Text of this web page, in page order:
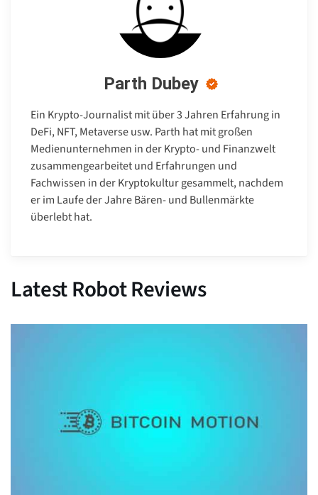
Parth Dubey
Ein Krypto-Journalist mit über 3 Jahren Erfahrung in
DeFi, NFT, Metaverse usw. Parth hat mit großen
Medienunternehmen in der Krypto- und Finanzwelt
zusammengearbeitet und Erfahrungen und
Fachwissen in der Kryptokultur gesammelt, nachdem
er im Laufe der Jahre Bären- und Bullenmärkte
überlebt hat.
Latest Robot Reviews